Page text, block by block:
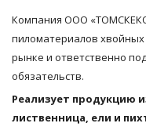
Компания ООО
пиломатериалов
рынке и ответственно
обязательств.
Реализует продукцию
лиственница, ели и